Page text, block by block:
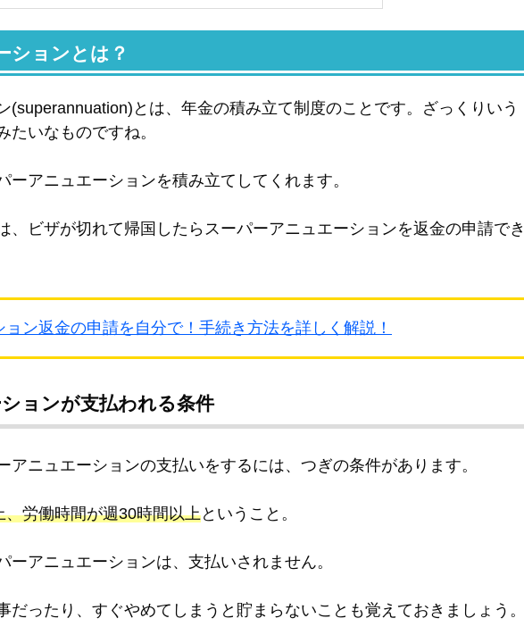
ションとは？
(superannuation)とは、年金の積み立て制度のことです。ざっくりいう
たいなものですね。
ーアニュエーションを積み立てしてくれます。
、ビザが切れて帰国したらスーパーアニュエーションを返金の申請でき
ン返金の申請を自分で！手続き方法を詳しく解説！
ョンが支払われる条件
アニュエーションの支払いをするには、つぎの条件があります。
、労働時間が週30時間以上ということ。
ーアニュエーションは、支払いされません。
だったり、すぐやめてしまうと貯まらないことも覚えておきましょう。